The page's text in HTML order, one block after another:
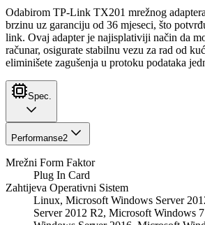
Odabirom TP-Link TX201 mrežnog
brzinu uz garanciju od 36 mjeseci, što
link. Ovaj adapter je najisplativiji način da
računar, osigurate stabilnu vezu za rad od
eliminišete zagušenja u protoku podataka
Spec.
Performanse2
Mrežni Form Faktor
Plug In Card
Zahtijeva Operativni Sistem
Linux, Microsoft Windows Server
Server 2012 R2, Microsoft Windows